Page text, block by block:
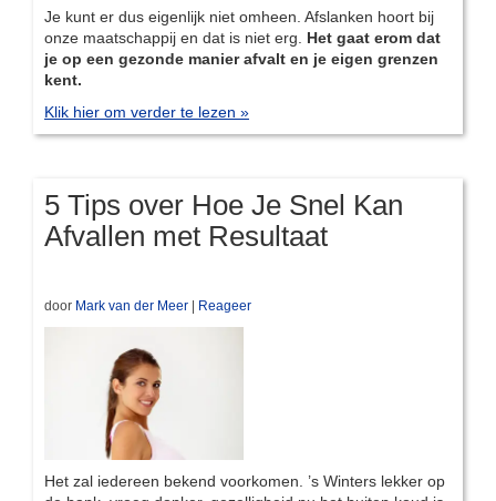
Je kunt er dus eigenlijk niet omheen. Afslanken hoort bij
onze maatschappij en dat is niet erg. Het gaat erom dat
je op een gezonde manier afvalt en je eigen grenzen
kent.
Klik hier om verder te lezen »
5 Tips over Hoe Je Snel Kan
Afvallen met Resultaat
door Mark van der Meer | Reageer
Het zal iedereen bekend voorkomen. ’s Winters lekker op